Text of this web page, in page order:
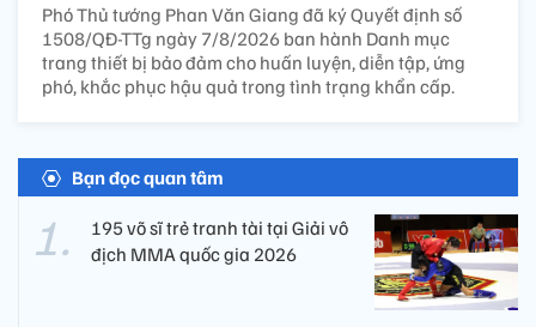
Phó Thủ tướng Phan Văn Giang đã ký Quyết định số
1508/QĐ-TTg ngày 7/8/2026 ban hành Danh mục
trang thiết bị bảo đảm cho huấn luyện, diễn tập, ứng
phó, khắc phục hậu quả trong tình trạng khẩn cấp.
Bạn đọc quan tâm
195 võ sĩ trẻ tranh tài tại Giải vô
địch MMA quốc gia 2026